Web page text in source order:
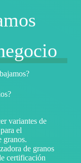
variantes de
el
granos.
de granos
certificación